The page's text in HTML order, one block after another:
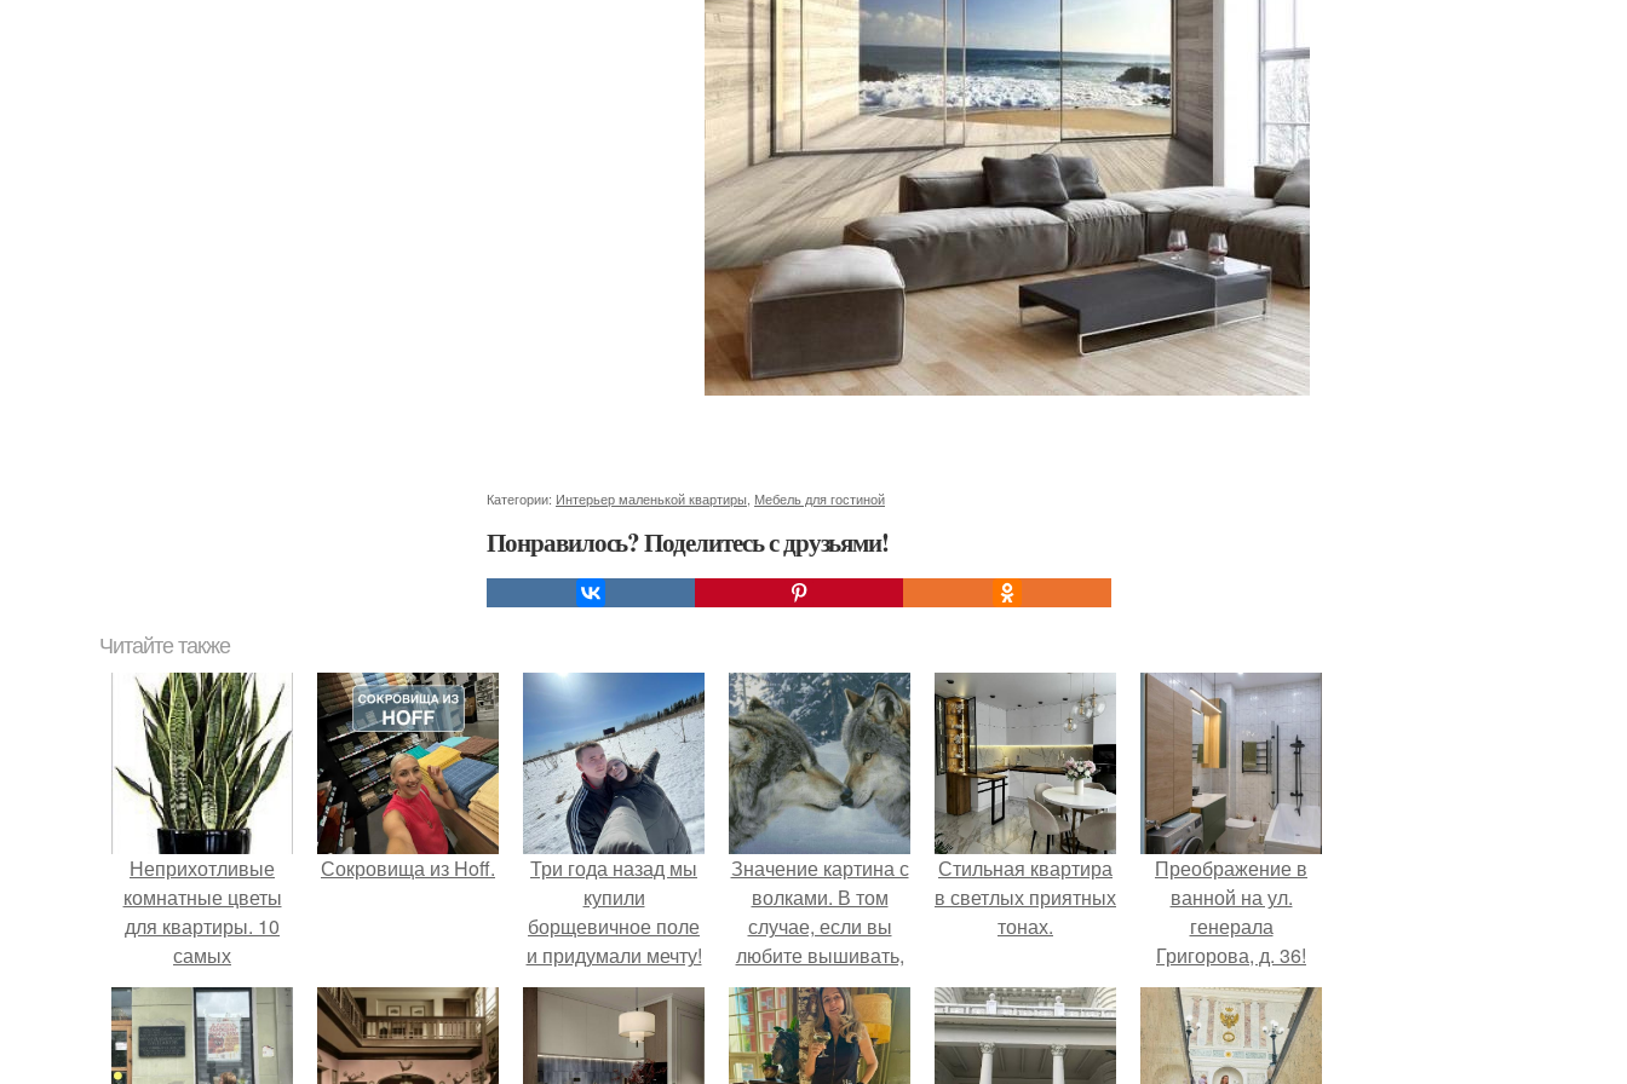
Категории: Интерьер маленькой квартиры Мебель для гостиной
Понравилось? Поделитесь с друзьями!
Читайте также
Неприхотливые
комнатные цветы
для квартиры. 10
самых
неприхотливых
комнатных
растений или цветы
для лентяя.
Сокровища из Hoff.
Три года назад мы
купили
борщевичное поле
и придумали мечту!
Значение картина с
волками. В том
случае, если вы
любите вышивать,
то наверняка
задумывались о
том, что означает та
или иная вышитая
Стильная квартира
в светлых приятных
тонах.
Преображение в
ванной на ул.
генерала
Григорова, д. 36!